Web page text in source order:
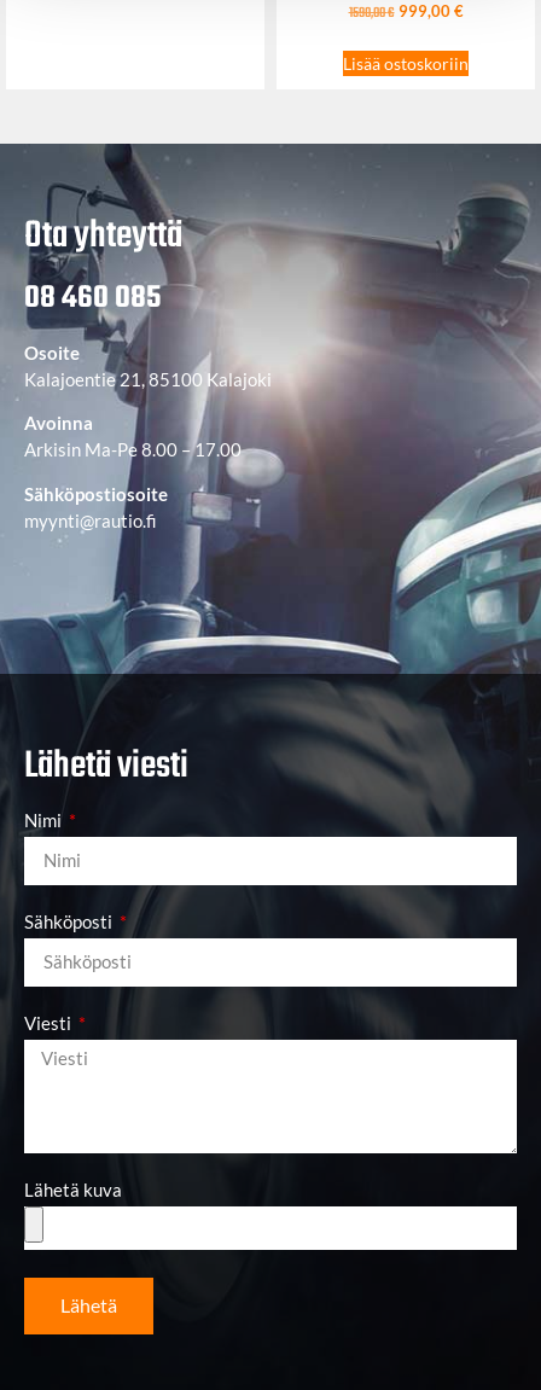
1590,00€ 999,00€
Lisää ostoskoriin
Ota yhteyttä
08 460 085
Osoite
Kalajoentie 21, 85100 Kalajoki
Avoinna
Arkisin Ma-Pe 8.00 – 17.00
Sähköpostiosoite
myynti@rautio.fi
Lähetä viesti
Nimi
Sähköposti
Viesti
Lähetä kuva
Lähetä